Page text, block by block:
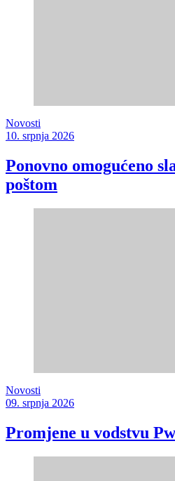
Novosti
10. srpnja 2026
Ponovno omogućeno
poštom
Novosti
09. srpnja 2026
Promjene u vodstvu